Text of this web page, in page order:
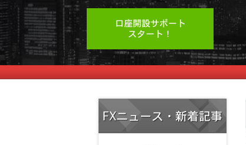
口座開設サポート
スタート！
FXニュース・新着記事